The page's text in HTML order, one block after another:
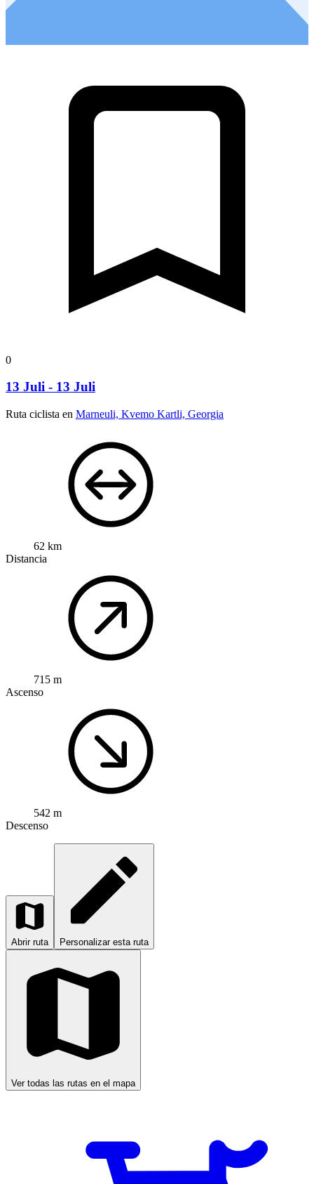
0
13 Juli - 13 Juli
Ruta ciclista en Marneuli, Kvemo Kartli, Georgia
62 km
Distancia
715 m
Ascenso
542 m
Descenso
Abrir ruta Personalizar esta ruta
Ver todas las rutas en el mapa